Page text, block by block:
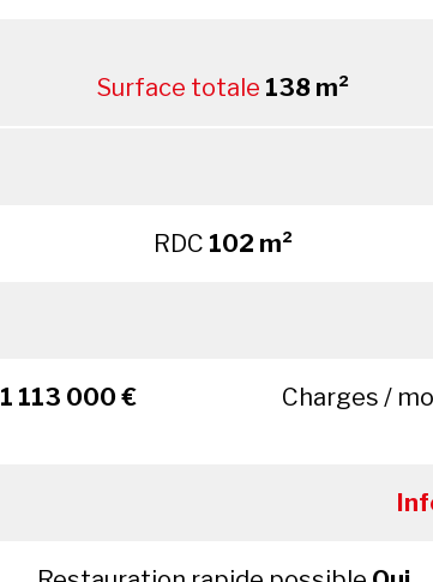
Surface totale 138 m²
RDC 102 m²
1 113 000 € Charges /